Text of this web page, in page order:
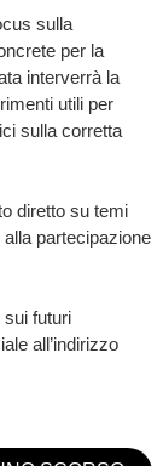
sulla
per la
interverrà la
utili per
sulla corretta
diretto su temi
partecipazione
sui futuri
all’indirizzo